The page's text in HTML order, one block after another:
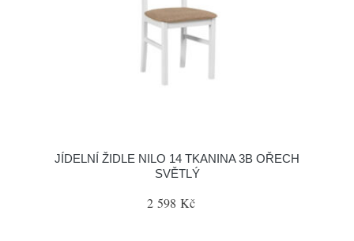
JÍDELNÍ ŽIDLE NILO 14 TKANINA 3B OŘECH
SVĚTLÝ
2 598 Kč